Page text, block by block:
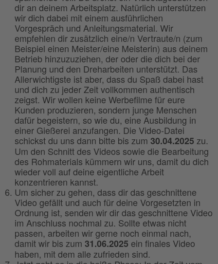
dir an deinem Arbeitsplatz. Natürlich unterstützen
wir dich dabei mit einem ausführlichen
Vorgespräch und Anleitungsmaterial. Wir
empfehlen dir zusätzlich eine/n Vertraute/n (zum
Beispiel einen Meister/eine Meisterin) aus deinem
Betrieb hinzuzuziehen, der oder die dich bei der
Planung und den Dreharbeiten unterstützt. Das
Allerwichtigste ist aber, dass du Spaß dabei hast
und dich zu jeder Zeit vollkommen authentisch
zeigst. Wir wollen keine Werbefilme für eure
Kunden produzieren, sondern junge Menschen
dafür begeistern, so wie du, eine Ausbildung in
einer Gießerei anzufangen. Die Video-Datei
schickst du uns dann bitte bis zum 30.04.2025 zu.
Um den Schnitt des Videos sowie die Bearbeitung
des Rohmaterials kümmern wir uns, damit du dich
wieder voll auf deine eigentliche Arbeit
konzentrieren kannst.
Um sicher zu gehen, dass dir das geschnittene
Video gefällt und auch für deine Vorgesetzten in
Ordnung ist, senden wir dir das geschnittene Video
im Anschluss nochmal zu. Sollte etwas nicht
passen, arbeiten wir gerne noch einmal nach,
damit wir bis zum 31.06.2025 ein finales Video
haben, mit dem alle zufrieden sind.